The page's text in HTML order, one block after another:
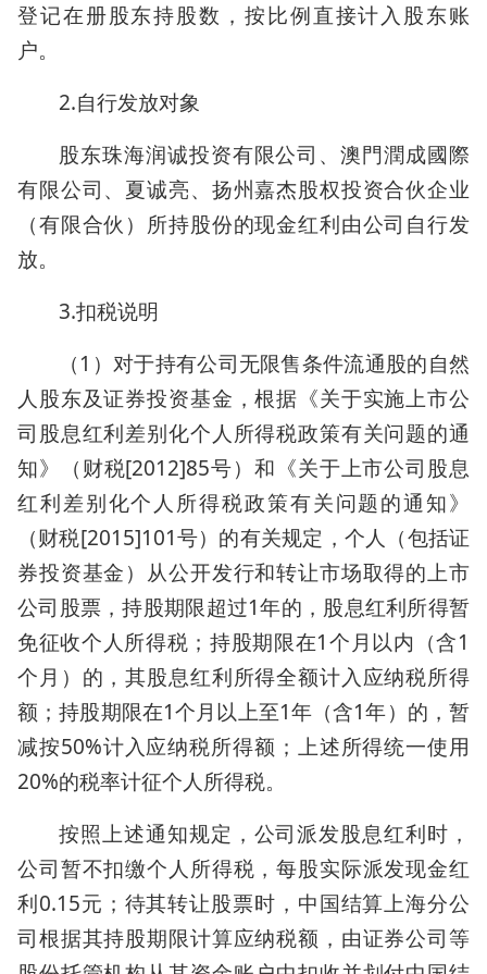
登记在册股东持股数，按比例直接计入股东账
户。
2.自行发放对象
股东珠海润诚投资有限公司、澳門潤成國際
有限公司、夏诚亮、扬州嘉杰股权投资合伙企业
（有限合伙）所持股份的现金红利由公司自行发
放。
3.扣税说明
（1）对于持有公司无限售条件流通股的自然
人股东及证券投资基金，根据《关于实施上市公
司股息红利差别化个人所得税政策有关问题的通
知》（财税[2012]85号）和《关于上市公司股息
红利差别化个人所得税政策有关问题的通知》
（财税[2015]101号）的有关规定，个人（包括证
券投资基金）从公开发行和转让市场取得的上市
公司股票，持股期限超过1年的，股息红利所得暂
免征收个人所得税；持股期限在1个月以内（含1
个月）的，其股息红利所得全额计入应纳税所得
额；持股期限在1个月以上至1年（含1年）的，暂
减按50%计入应纳税所得额；上述所得统一使用
20%的税率计征个人所得税。
按照上述通知规定，公司派发股息红利时，
公司暂不扣缴个人所得税，每股实际派发现金红
利0.15元；待其转让股票时，中国结算上海分公
司根据其持股期限计算应纳税额，由证券公司等